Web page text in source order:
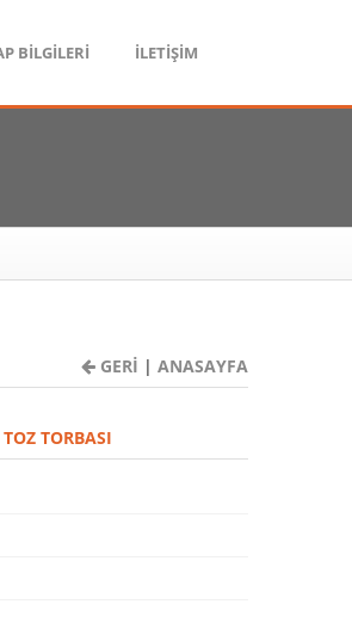
BİLGİLERİ İLETİŞİM
GERİ | ANASAYFA
TORBASI